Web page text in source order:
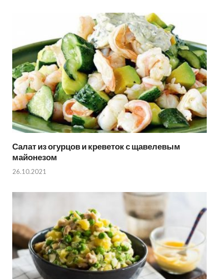
Салат из огурцов и креветок с щавелевым
майонезом
26.10.2021